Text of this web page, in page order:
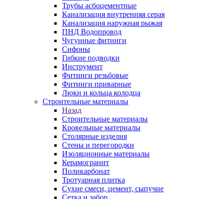
Трубы асбоцементные
Канализация внутренняя серая
Канализация наружная рыжая
ПНД Водопровод
Чугунные фитинги
Сифоны
Гибкие подводки
Инструмент
Фитинги резьбовые
Фитинги приварные
Люки и кольца колодца
Строительные материалы
Назад
Строительные материалы
Кровельные материалы
Столярные изделия
Стены и перегородки
Изоляционные материалы
Керамогранит
Поликарбонат
Тротуарная плитка
Сухие смеси, цемент, сыпучие
Сетка и забор